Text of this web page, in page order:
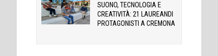
SUONO, TECNOLOGIA E
CREATIVITÀ: 21 LAUREANDI
PROTAGONISTI A CREMONA